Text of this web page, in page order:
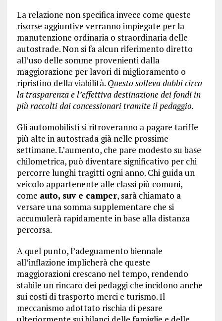
La relazione non specifica invece come queste
risorse aggiuntive verranno impiegate per la
manutenzione ordinaria o straordinaria delle
autostrade. Non si fa alcun riferimento diretto
all’uso delle somme provenienti dalla
maggiorazione per lavori di miglioramento o
ripristino della viabilità. Questo solleva dubbi circa
la trasparenza e l’effettiva destinazione dei fondi in
più raccolti dai concessionari tramite il pedaggio.
Gli automobilisti si ritroveranno a pagare tariffe
più alte in autostrada già nelle prossime
settimane. L’aumento, che pare modesto su base
chilometrica, può diventare significativo per chi
percorre lunghi tragitti ogni anno. Chi guida un
veicolo appartenente alle classi più comuni,
come auto, suv e camper, sarà chiamato a
versare una somma supplementare che si
accumulerà rapidamente in base alla distanza
percorsa.
A quel punto, l’adeguamento biennale
all’inflazione implicherà che queste
maggiorazioni crescano nel tempo, rendendo
stabile un rincaro dei pedaggi che incidono anche
sui costi di trasporto merci e turismo. Il
meccanismo adottato rischia di pesare